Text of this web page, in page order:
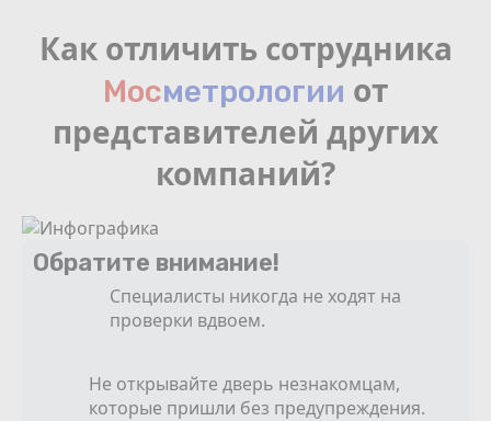
Как отличить сотрудника
Мосмeтрологии от
представителей других
компаний?
Обратите внимание!
Специалисты никогда не ходят на
проверки вдвоем.
Не открывайте дверь незнакомцам,
которые пришли без предупреждения.